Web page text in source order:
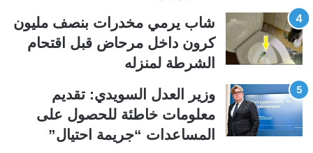
شاب يرمي مخدرات بنصف مليون
كرون داخل مرحاض قبل اقتحام
الشرطة لمنزله
وزير العدل السويدي: تقديم
معلومات خاطئة للحصول على
المساعدات “جريمة احتيال”